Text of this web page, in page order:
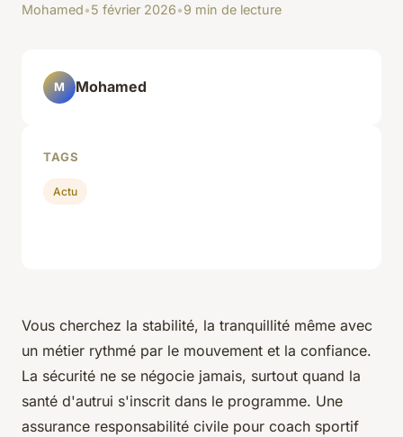
Mohamed•5 février 2026•9 min de lecture
Vous cherchez la stabilité, la tranquillité même avec
un métier rythmé par le mouvement et la confiance.
La sécurité ne se négocie jamais, surtout quand la
santé d'autrui s'inscrit dans le programme. Une
assurance responsabilité civile pour coach sportif
M Mohamed
TAGS
Actu